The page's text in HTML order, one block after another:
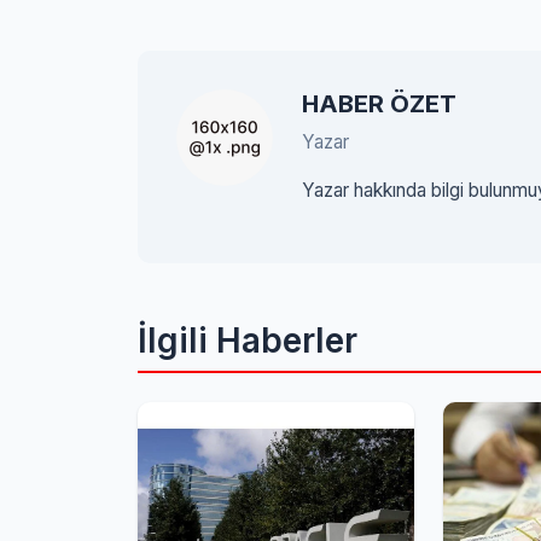
HABER ÖZET
Yazar
Yazar hakkında bilgi
İlgili Haberler